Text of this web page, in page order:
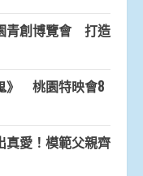
青創博覽會 打造
》 桃園特映會8
愛！模範父親齊